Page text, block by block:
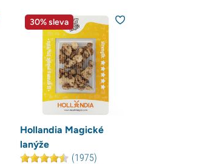
30% sleva
Hollandia Magické
lanýže
(1975)